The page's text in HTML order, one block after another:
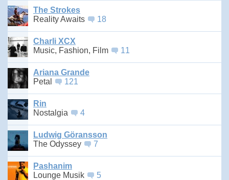
The Strokes
Reality Awaits
18
Charli XCX
Music, Fashion, Film
11
Ariana Grande
Petal
121
Rin
Nostalgia
4
Ludwig Göransson
The Odyssey
7
Pashanim
Lounge Musik
5